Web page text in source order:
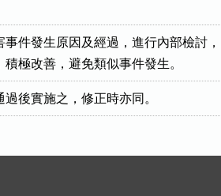
件發生原因及經過，進行內部檢討，
積極改善，避免類似事件發生。
後實施之，修正時亦同。